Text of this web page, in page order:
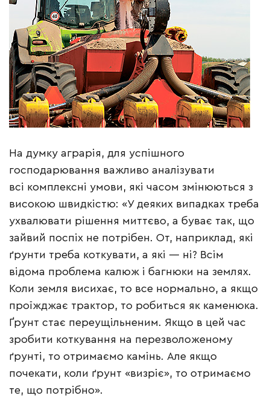
На думку аграрія, для успішного
господарювання важливо аналізувати
всі комплексні умови, які часом змінюються з
високою швидкістю: «У деяких випадках треба
ухвалювати рішення миттєво, а буває так, що
зайвий поспіх не потрібен. От, наприклад, які
ґрунти треба коткувати, а які — ні? Всім
відома проблема калюж і багнюки на землях.
Коли земля висихає, то все нормально, а якщо
проїжджає трактор, то робиться як каменюка.
Ґрунт стає переущільненим. Якщо в цей час
зробити коткування на перезволоженому
ґрунті, то отримаємо камінь. Але якщо
почекати, коли ґрунт «визріє», то отримаємо
те, що потрібно».